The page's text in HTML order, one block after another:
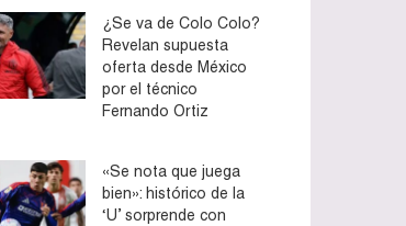
¿Se va de Colo Colo?
Revelan supuesta
oferta desde México
por el técnico
Fernando Ortiz
«Se nota que juega
bien»: histórico de la
‘U’ sorprende con